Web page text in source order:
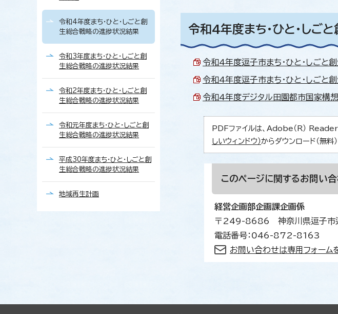
令和4年度まち・ひと・しご
令和4年度逗子市まち・ひと・しごと
令和4年度逗子市まち・ひと・しごと
令和4年度デジタル田園都市国家構
PDFファイルは、Adobe（R） Reader
しいウィンドウ）からダウンロード（無料
このページに関するお問い
経営企画部企画課企画係
〒249-8686 神奈川県逗子市
電話番号：046-872-8163
お問い合わせは専用フォーム
令和4年度まち・ひと・しごと創
生総合戦略の進捗状況結果
令和3年度まち・ひと・しごと創
生総合戦略の進捗状況結果
令和2年度まち・ひと・しごと創
生総合戦略の進捗状況結果
令和元年度まち・ひと・しごと創
生総合戦略の進捗状況結果
平成30年度まち・ひと・しごと創
生総合戦略の進捗状況結果
地域再生計画